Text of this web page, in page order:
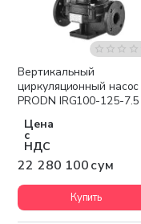
НОВИНКА
Бесплатная доставка
Вертикальный
циркуляционный насос
PRODN IRG100-125-7.5
Цена
с
НДС
22 280 100 сум
Купить